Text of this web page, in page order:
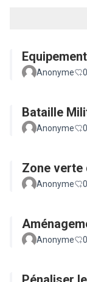
Anonyme 0
Bataille
Anonyme 0
Zone verte
Anonyme 0
Anonyme 0